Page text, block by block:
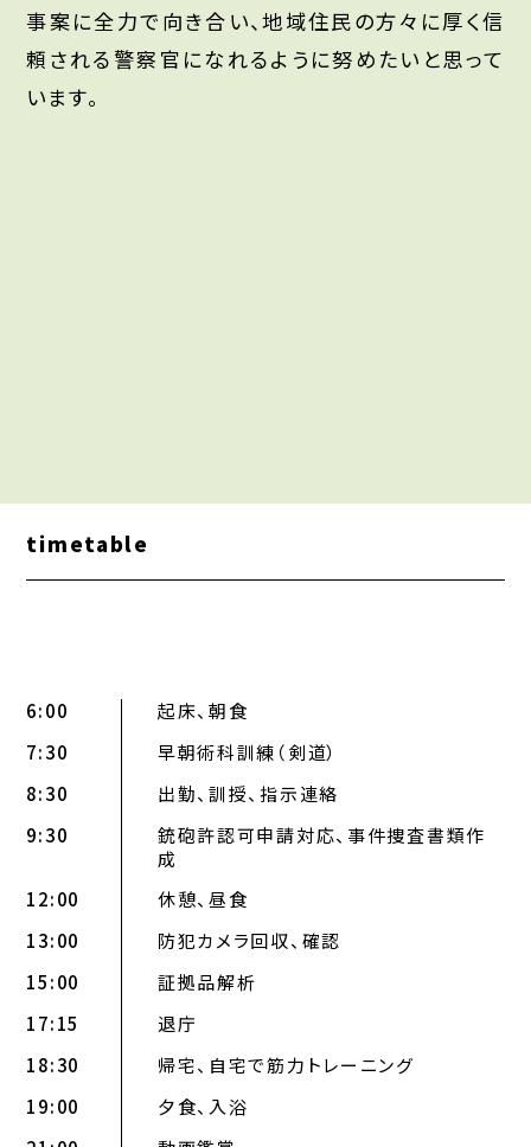
事案に全力で向き合い、地域住民の方々に厚く信
頼される警察官になれるように努めたいと思って
います。
timetable
6:00
起床、朝食
7:30
早朝術科訓練（剣道）
8:30
出勤、訓授、指示連絡
9:30
銃砲許認可申請対応、事件捜査書類作
成
12:00
休憩、昼食
13:00
防犯カメラ回収、確認
15:00
証拠品解析
17:15
退庁
18:30
帰宅、自宅で筋力トレーニング
19:00
夕食、入浴